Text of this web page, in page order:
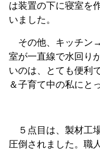
は装置の下に寝室を
いました。
その他、キッチン
室が一直線で水回り
いのは、とても便利
＆子育て中の私にと
５点目は、製材工
圧倒されました。職